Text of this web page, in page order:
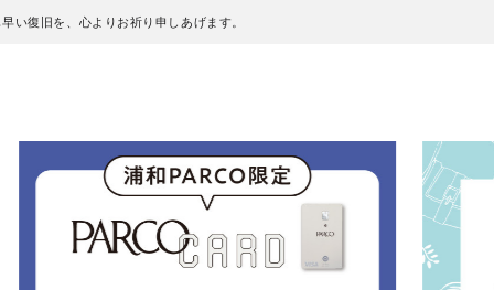
い復旧を、心よりお祈り申しあげます。